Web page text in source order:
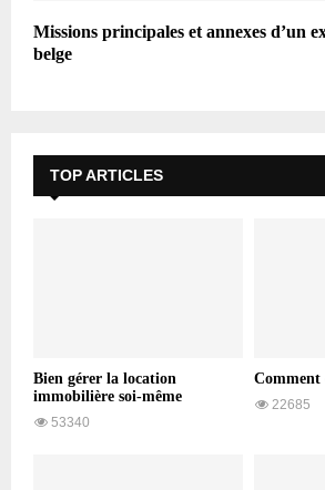
Missions principales et annexes d’un
belge
TOP ARTICLES
Bien gérer la location
immobilière soi-même
53340
Comment
22685